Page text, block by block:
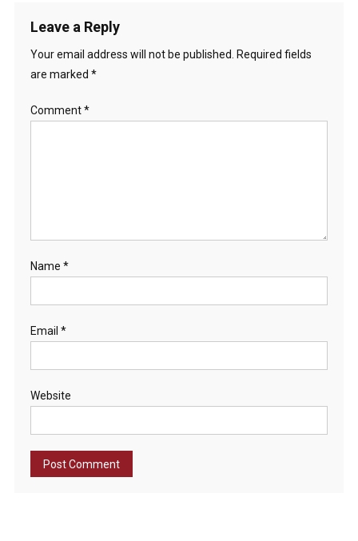
Leave a Reply
Your email address will not be published. Required fields
are marked *
Comment*
Name *
Email *
Website